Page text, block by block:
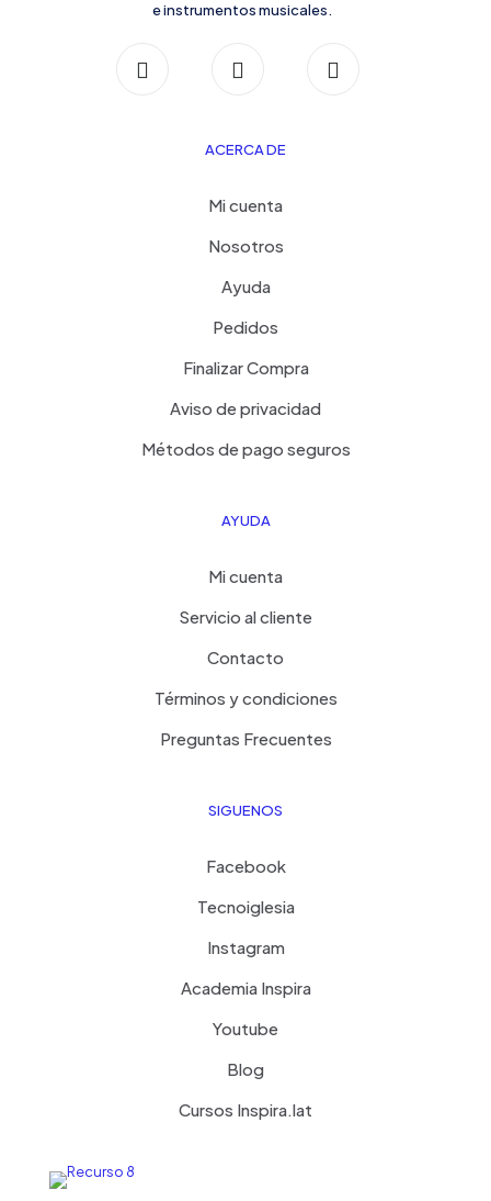
e instrumentos musicales.
ACERCA DE
Mi cuenta
Nosotros
Ayuda
Pedidos
Finalizar Compra
Aviso de privacidad
Métodos de pago seguros
AYUDA
Mi cuenta
Servicio al cliente
Contacto
Términos y condiciones
Preguntas Frecuentes
SIGUENOS
Facebook
Tecnoiglesia
Instagram
Academia Inspira
Youtube
Blog
Cursos Inspira.lat